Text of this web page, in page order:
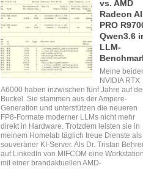
vs. AMD
Radeon AI
PRO
Qwen3.6
LLM-
Meine
NVIDIA RTX
A6000 haben inzwischen fünf Jahre auf
Buckel. Sie stammen aus der Ampere-
Generation und unterstützen die neueren
FP8-Formate moderner LLMs nicht mehr
direkt in Hardware. Trotzdem leisten sie in
meinem Homelab täglich treue Dienste als
souveräner KI-Server. Als Dr. Tristan
auf LinkedIn von MIFCOM eine Workstation
mit einer brandaktuellen AMD-